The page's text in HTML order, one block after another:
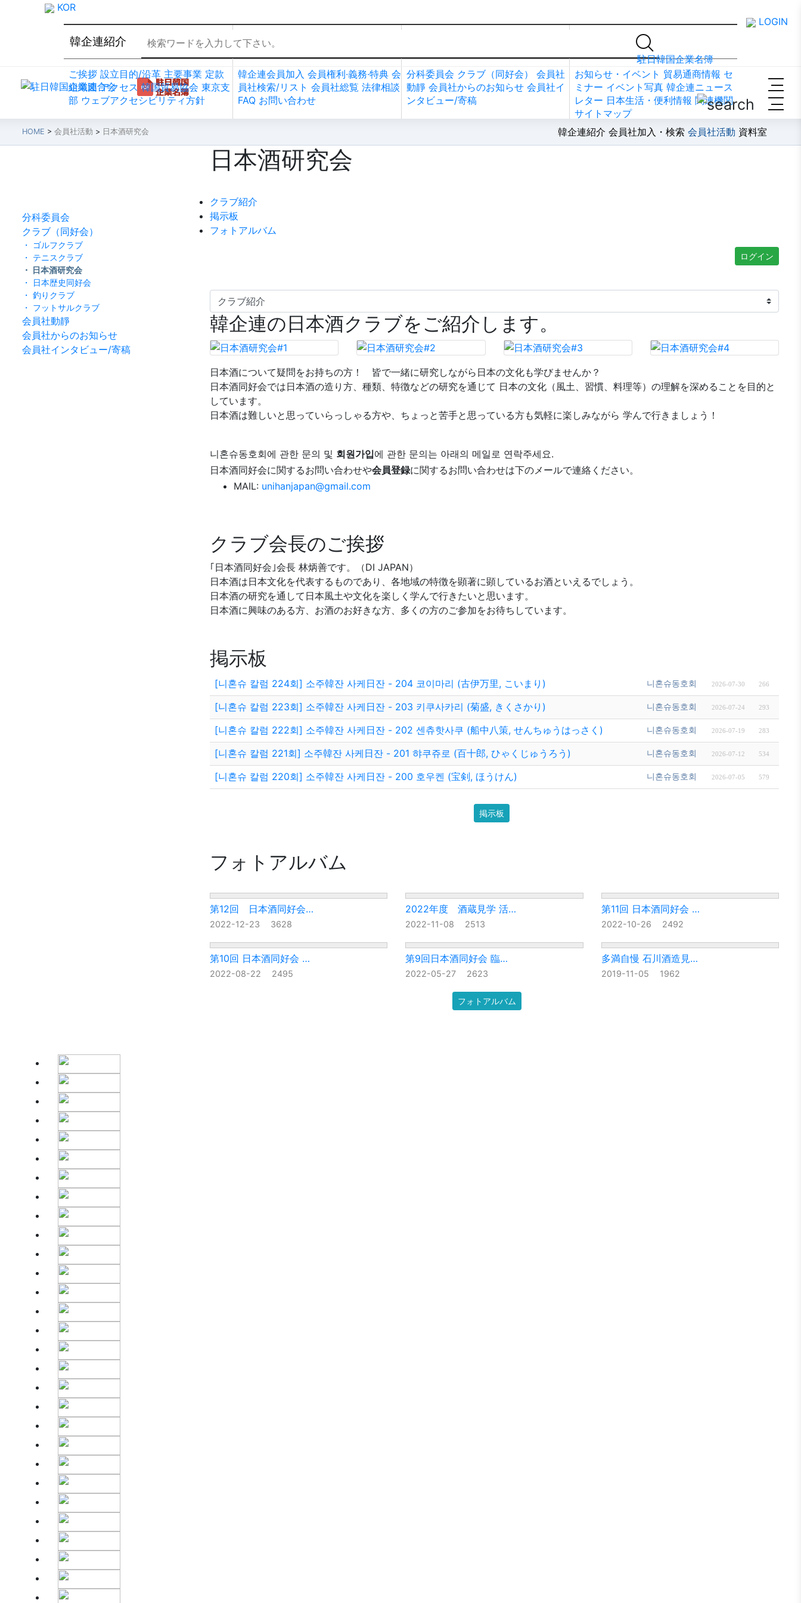
韓企連紹介
ご挨拶 設立目的/沿革 主要事業 定款
組織図 アクセス 韓国貿易協会 東京支
部 ウェブアクセシビリティ方針
会員社加入・検索
韓企連会員加入 会員権利·義務·特典 会
員社検索/リスト 会員社総覧 法律相談
FAQ お問い合わせ
分科委員会 クラブ（同好会）
会員社
動靜 会員社からのお知らせ 会員社イ
ンタビュー/寄稿
お知らせ・イベント 貿易通商情報 セ
ミナー イベント写真 韓企連ニュース
レター 日本生活・便利情報 関連機関
サイトマップ
駐日韓国企業名簿
KOR
LOGIN
韓企連紹介 会員社加入・検索 会員社活動 資料室
HOME > 会員社活動 > 日本酒研究会
分科委員会
クラブ（同好会）
・ ゴルフクラブ
・ テニスクラブ
・ 日本酒研究会
・ 日本歴史同好会
・ 釣りクラブ
・ フットサルクラブ
会員社動靜
会員社からのお知らせ
会員社インタビュー/寄稿
日本酒研究会
クラブ紹介
掲示板
フォトアルバム
ログイン
韓企連の日本酒クラブをご紹介します。
日本酒について疑問をお持ちの方！ 皆で一緒に研究しながら日本の文化も学びませんか？
日本酒同好会では日本酒の造り方、種類、特徴などの研究を通じて 日本の文化（風土、習慣、料理等）の理解を深めることを目的と
しています。
日本酒は難しいと思っていらっしゃる方や、ちょっと苦手と思っている方も気軽に楽しみながら 学んで行きましょう！
니혼슈동호회에 관한 문의 및 회원가입에 관한 문의는 아래의 메일로 연락주세요.
日本酒同好会に関するお問い合わせや会員登録に関するお問い合わせは下のメールで連絡ください。
MAIL: unihanjapan@gmail.com
クラブ会長のご挨拶
｢日本酒同好会｣会長 林炳善です。（DI JAPAN）
日本酒は日本文化を代表するものであり、各地域の特徴を顕著に顕しているお酒といえるでしょう。
日本酒の研究を通して日本風土や文化を楽しく学んで行きたいと思います。
日本酒に興味のある方、お酒のお好きな方、多くの方のご参加をお待ちしています。
掲示板
[니혼슈 칼럼 224회] 소주韓잔 사케日잔 - 204 코이마리 (古伊万里, こいまり) 니혼슈동호회 2026-07-30 266
[니혼슈 칼럼 223회] 소주韓잔 사케日잔 - 203 키쿠사카리 (菊盛, きくさかり) 니혼슈동호회 2026-07-24 293
[니혼슈 칼럼 222회] 소주韓잔 사케日잔 - 202 센츄핫사쿠 (船中八策, せんちゅうはっさく) 니혼슈동호회 2026-07-19 283
[니혼슈 칼럼 221회] 소주韓잔 사케日잔 - 201 햐쿠쥬로 (百十郎, ひゃくじゅうろう) 니혼슈동호회 2026-07-12 534
[니혼슈 칼럼 220회] 소주韓잔 사케日잔 - 200 호우켄 (宝剣, ほうけん) 니혼슈동호회 2026-07-05 579
掲示板
フォトアルバム
第12回 日本酒同好会…
2022-12-23 3628
2022年度 酒蔵見学 活…
2022-11-08 2513
第11回 日本酒同好会 …
2022-10-26 2492
第10回 日本酒同好会 …
2022-08-22 2495
第9回日本酒同好会 臨…
2022-05-27 2623
多満自慢 石川酒造見…
2019-11-05 1962
フォトアルバム